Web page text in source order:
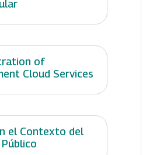
of
Cloud Services
el Contexto del